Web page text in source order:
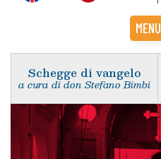
MENU
Schegge di vangelo
a cura di don Stefano Bimbi